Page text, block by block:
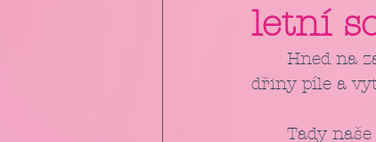
letní
dřiny píle a
Tady